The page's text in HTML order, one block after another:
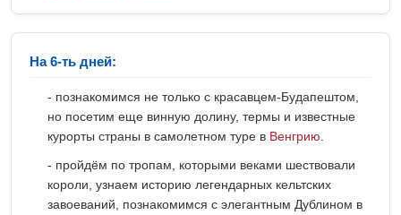
На 6-ть дней:
- познакомимся не только с красавцем-Будапештом,
но посетим еще винную долину, термы и известные
курорты страны в самолетном туре в Венгрию
- пройдём по тропам, которыми веками шествовали
короли, узнаем историю легендарных кельтских
завоеваний, познакомимся с элегантным Дублином в